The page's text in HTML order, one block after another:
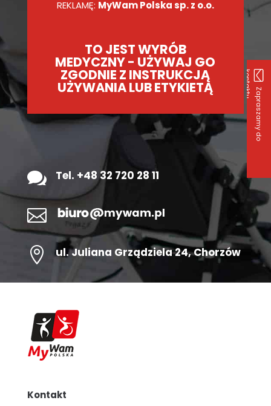
Z
a
p
r
a
s
z
a
m
y
d
o
k
o
n
t
a
k
t
u
REKLAMĘ: MyWam Polska sp. z o.o.
TO JEST WYRÓB
MEDYCZNY - UŻYWAJ GO
ZGODNIE Z INSTRUKCJĄ
UŻYWANIA LUB ETYKIETĄ
 Tel. +48 32 720 28 11

 ul.Juliana Grządziela 24, Chorzów
Kontakt